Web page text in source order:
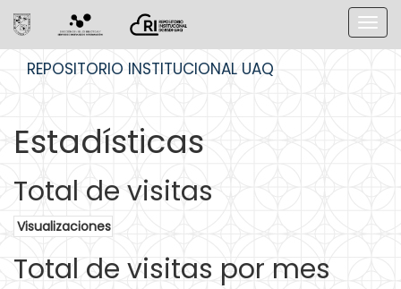
REPOSITORIO INSTITUCIONAL UAQ
Estadísticas
Total de visitas
Visualizaciones
Total de visitas por mes